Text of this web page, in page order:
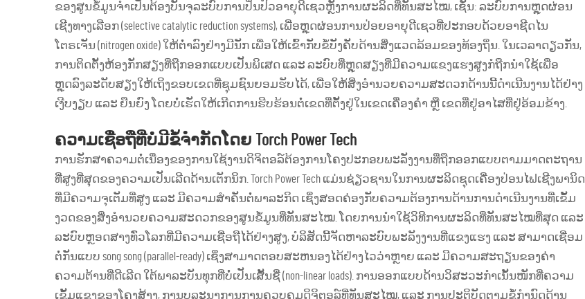
ຂອງສູນຂໍ້ມູນຈຳເປັນຕ້ອງບັນຈຸລະບົບການປິ່ນປົວອາຍຸດີເຊວຫຼັງການຜະລິດທີ່ທັນສະໄໝ, ເຊັ່ນ: ລະບົບການຫຼຸດຜ່ອນ
ເຊີງທາງເລືອກ (selective catalytic reduction systems), ເພື່ອຫຼຸດຜ່ອນການປ່ອຍອາຍຸດີເຊວທີ່ປະກອບດ້ວຍອາຊີດໄນ
ໂຕຣເຈັນ (nitrogen oxide) ໃຫ້ຕ່ຳລົງຢ່າງມີນັກ ເພື່ອໃຫ້ເຂົ້າກັບຂໍ້ບັງຄັບດ້ານສິ່ງແວດລ້ອມຂອງທ້ອງຖິ່ນ. ໃນເວລາດຽວກັນ,
ການຕິດຕັ້ງຫ້ອງກັກສຽງທີ່ຖືກອອກແບບເປັນພິເສດ ແລະ ລະບົບທີ່ຫຼຸດສຽງທີ່ມີຄວາມແຂງແຮງສູງກໍຖືກນຳໃຊ້ເພື່ອ
ຫຼຸດລົງລະດັບສຽງໃຫ້ເຖິງຂອບເຂດທີ່ຊຸມຊົນຍອມຮັບໄດ້, ເພື່ອໃຫ້ສິ່ງອຳນວຍຄວາມສະດວກດ້ານນີ້ດຳເນີນງານໄດ້ຢ່າງ
ເງີບງຽບ ແລະ ຍືນຍົງ ໂດຍບໍ່ເຮັດໃຫ້ເກີດການຮີບຮ້ອນຕໍ່ເຂດທີ່ຕັ້ງຢູ່ໃນເຂດເຄື່ອງຄຳ ຫຼື ເຂດທີ່ຢູ່ອາໄສທີ່ຢູ່ອ້ອມຂ້າງ.
ຄວາມເຊື່ອຖືທີ່ບໍ່ມີຂໍ້ຈຳກັດໂດຍ Torch Power Tech
ການຮັກສາຄວາມຕໍ່ເນື່ອງຂອງການໃຊ້ງານດິຈິຕອລ໌ຕ້ອງການໂຄງປະກອບພະລັງງານທີ່ຖືກອອກແບບຕາມມາດຕະຖານ
ທີ່ສູງທີ່ສຸດຂອງຄວາມເປັນເລີດດ້ານເຕັກນິກ. Torch Power Tech ແມ່ນຊ່ຽວຊານໃນການຜະລິດຊຸດເຄື່ອງປ່ອນໄຟເຊີງພານິດ
ທີ່ມີຄວາມຈຸເຕັມທີ່ສູງ ແລະ ມີຄວາມສຳຄັນຕໍ່ພາລະກິດ ເຊິ່ງສອດຄ່ອງກັບຄວາມຕ້ອງການດ້ານການດຳເນີນງານທີ່ເຂັ້ມ
ງວດຂອງສິ່ງອຳນວຍຄວາມສະດວກຂອງສູນຂໍ້ມູນທີ່ທັນສະໄໝ. ໂດຍການນຳໃຊ້ວິທີການຜະລິດທີ່ທັນສະໄໝທີ່ສຸດ ແລະ
ລະບົບຫຼອດສາງທົ່ວໂລກທີ່ມີຄວາມເຊື່ອຖືໄດ້ຢ່າງສູງ, ບໍລິສັດນີ້ຈັດຫາລະບົບພະລັງງານທີ່ແຂງແຮງ ແລະ ສາມາດເຊື່ອມ
ຕໍ່ກັນແບບ song song (parallel-ready) ເຊິ່ງສາມາດຕອບສະຫນອງໄດ້ຢ່າງໄວວ່າຫຼາຍ ແລະ ມີຄວາມສະຖຽນຂອງຄ່າ
ຄວາມຕ້ານທີ່ດີເລີດ ໃຕ້ພາລະບັນທຸກທີ່ບໍ່ເປັນເສັ້ນຊື່ (non-linear loads). ການອອກແບບດ້ານວິສະວະກຳເນັ້ນໜັກທີ່ຄວາມ
ເຂັ້ມແຂງຂອງໂຄງສ້າງ, ການບູລະນາການການຄວບຄຸມດິຈິຕອລ໌ທີ່ທັນສະໄໝ, ແລະ ການປະຕິບັດຕາມຂໍ້ກຳນົດດ້ານ